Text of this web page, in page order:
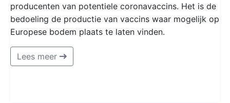
producenten van potentiele coronavaccins. Het is de
bedoeling de productie van vaccins waar mogelijk op
Europese bodem plaats te laten vinden.
Lees meer